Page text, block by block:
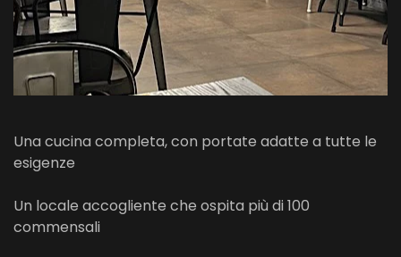
Una cucina completa, con portate adatte a tutte le
esigenze
Un locale accogliente che ospita più di 100
commensali